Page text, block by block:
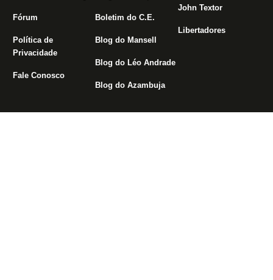
Fórum
Política de
Privacidade
Fale Conosco
Boletim do C.E.
Blog do Mansell
Blog do Léo Andrade
Blog do Azambuja
John Textor
Libertadores